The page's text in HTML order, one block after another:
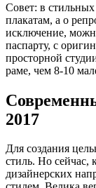
Совет: в
плакатам, а о
исключение,
паспарту, с
просторной
раме, чем 8-10
2017
Для создания
стиль. Но сейчас,
дизайнерских